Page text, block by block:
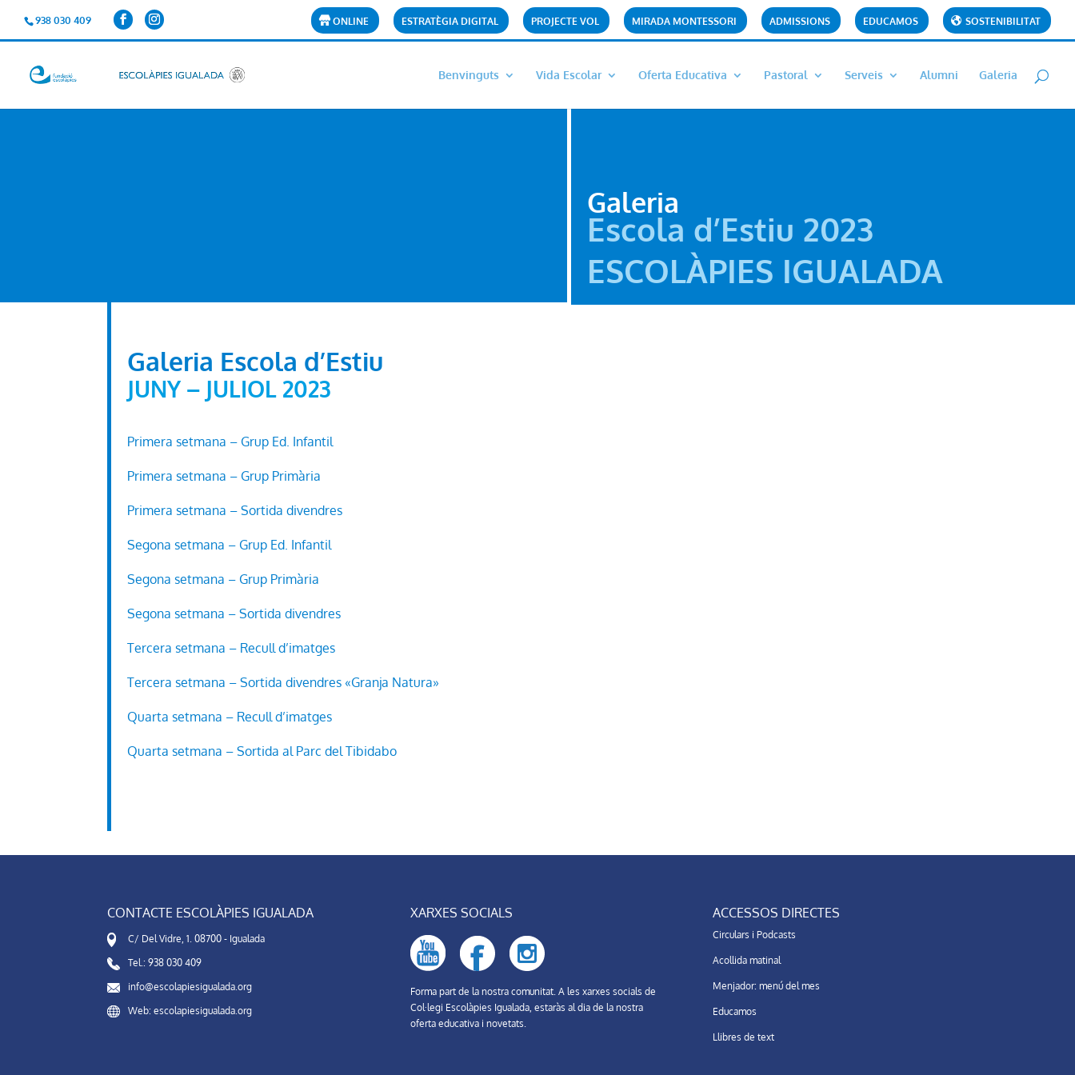
938 030 409 ONLINE ESTRATÈGIA DIGITAL PROJECTE VOL MIRADA MONTESSORI ADMISSIONS EDUCAMOS SOSTENIBILITAT
Benvinguts Vida Escolar Oferta Educativa Pastoral Serveis Alumni Galeria
Galeria
Escola d’Estiu 2023
ESCOLÀPIES IGUALADA
Galeria Escola d’Estiu
JUNY – JULIOL 2023
Primera setmana – Grup Ed. Infantil
Primera setmana – Grup Primària
Primera setmana – Sortida divendres
Segona setmana – Grup Ed. Infantil
Segona setmana – Grup Primària
Segona setmana – Sortida divendres
Tercera setmana – Recull d’imatges
Tercera setmana – Sortida divendres «Granja Natura»
Quarta setmana – Recull d’imatges
Quarta setmana – Sortida al Parc del Tibidabo
CONTACTE ESCOLÀPIES IGUALADA
C/ Del Vidre, 1. 08700 - Igualada
Tel.: 938 030 409
info@escolapiesigualada.org
Web: escolapiesigualada.org
XARXES SOCIALS
Forma part de la nostra comunitat. A les xarxes socials de
Col·legi Escolàpies Igualada, estaràs al dia de la nostra
oferta educativa i novetats.
ACCESSOS DIRECTES
Circulars i Podcasts
Acollida matinal
Menjador: menú del mes
Educamos
Llibres de text